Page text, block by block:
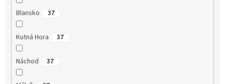
Blansko 37
Kutná Hora 37
Náchod 37